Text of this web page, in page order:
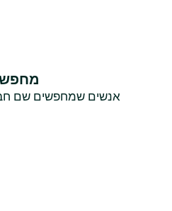
אנשים שמחפשים שם